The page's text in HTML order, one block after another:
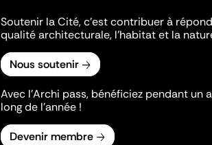
Soutenir la Cité, c'est contribuer à
qualité architecturale, l'habitat et la
Nous soutenir
Avec l’Archi pass, bénéficiez pendant un
long de l’année !
Devenir membre